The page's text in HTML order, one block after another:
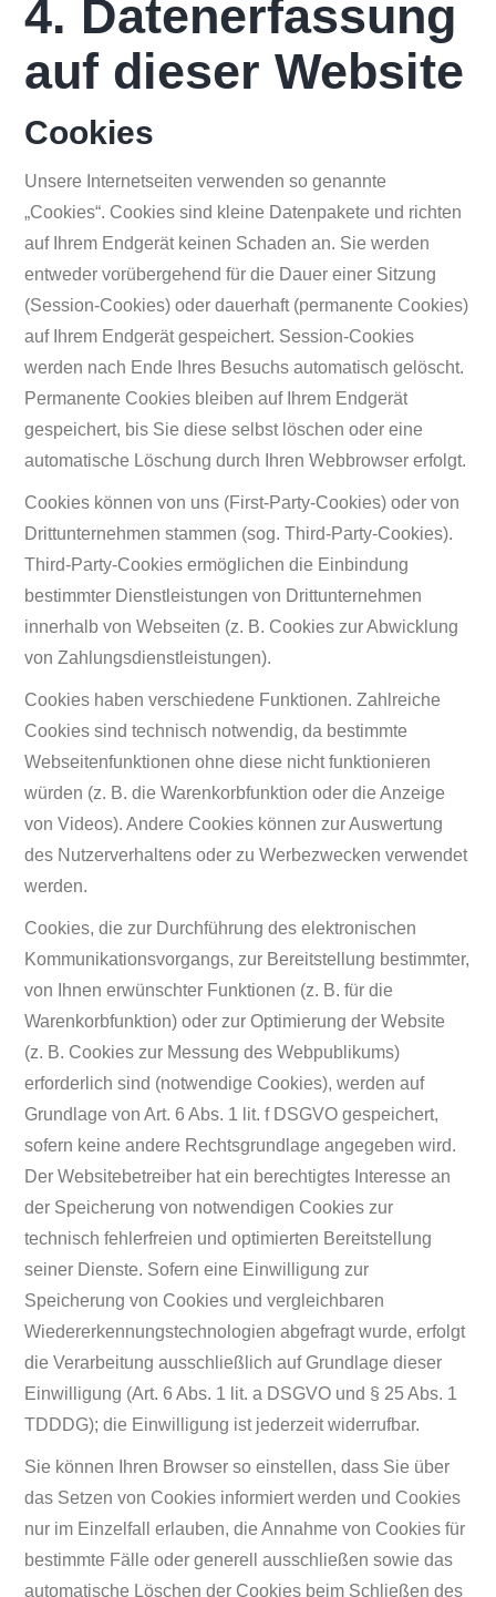
4. Datenerfassung
auf dieser Website
Cookies
Unsere Internetseiten verwenden so genannte
„Cookies“. Cookies sind kleine Datenpakete und richten
auf Ihrem Endgerät keinen Schaden an. Sie werden
entweder vorübergehend für die Dauer einer Sitzung
(Session-Cookies) oder dauerhaft (permanente Cookies)
auf Ihrem Endgerät gespeichert. Session-Cookies
werden nach Ende Ihres Besuchs automatisch gelöscht.
Permanente Cookies bleiben auf Ihrem Endgerät
gespeichert, bis Sie diese selbst löschen oder eine
automatische Löschung durch Ihren Webbrowser erfolgt.
Cookies können von uns (First-Party-Cookies) oder von
Drittunternehmen stammen (sog. Third-Party-Cookies).
Third-Party-Cookies ermöglichen die Einbindung
bestimmter Dienstleistungen von Drittunternehmen
innerhalb von Webseiten (z. B. Cookies zur Abwicklung
von Zahlungsdienstleistungen).
Cookies haben verschiedene Funktionen. Zahlreiche
Cookies sind technisch notwendig, da bestimmte
Webseitenfunktionen ohne diese nicht funktionieren
würden (z. B. die Warenkorbfunktion oder die Anzeige
von Videos). Andere Cookies können zur Auswertung
des Nutzerverhaltens oder zu Werbezwecken verwendet
werden.
Cookies, die zur Durchführung des elektronischen
Kommunikationsvorgangs, zur Bereitstellung bestimmter,
von Ihnen erwünschter Funktionen (z. B. für die
Warenkorbfunktion) oder zur Optimierung der Website
(z. B. Cookies zur Messung des Webpublikums)
erforderlich sind (notwendige Cookies), werden auf
Grundlage von Art. 6 Abs. 1 lit. f DSGVO gespeichert,
sofern keine andere Rechtsgrundlage angegeben wird.
Der Websitebetreiber hat ein berechtigtes Interesse an
der Speicherung von notwendigen Cookies zur
technisch fehlerfreien und optimierten Bereitstellung
seiner Dienste. Sofern eine Einwilligung zur
Speicherung von Cookies und vergleichbaren
Wiedererkennungstechnologien abgefragt wurde, erfolgt
die Verarbeitung ausschließlich auf Grundlage dieser
Einwilligung (Art. 6 Abs. 1 lit. a DSGVO und § 25 Abs. 1
TDDDG); die Einwilligung ist jederzeit widerrufbar.
Sie können Ihren Browser so einstellen, dass Sie über
das Setzen von Cookies informiert werden und Cookies
nur im Einzelfall erlauben, die Annahme von Cookies für
bestimmte Fälle oder generell ausschließen sowie das
automatische Löschen der Cookies beim Schließen des